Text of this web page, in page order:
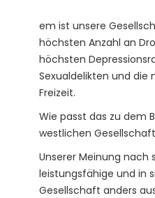
em ist unsere
höchsten Anzahl an
höchsten
Sexualdelikten und die
Freizeit.
Wie passt das zu dem
westlichen
Unserer Meinung nach
leistungsfähige und in
Gesellschaft anders